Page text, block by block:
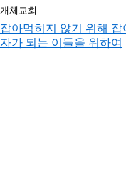
개체교회
잡아먹히지 않기 위해 잡
자가 되는 이들을 위하여